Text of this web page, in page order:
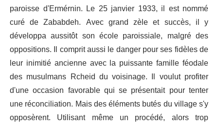
paroisse d'Ermérnin. Le 25 janvier 1933, il est nommé
curé de Zababdeh. Avec grand zèle et succès, il y
développa aussitôt son école paroissiale, malgré des
oppositions. Il comprit aussi le danger pour ses fidèles de
leur inimitié ancienne avec la puissante famille féodale
des musulmans Rcheid du voisinage. Il voulut profiter
d'une occasion favorable qui se présentait pour tenter
une réconciliation. Mais des éléments butés du village s'y
opposèrent. Utilisant même un procédé, alors trop